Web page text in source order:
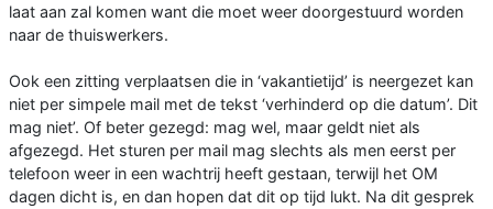
laat aan zal komen want die moet weer doorgestuurd worden
naar de thuiswerkers.
Ook een zitting verplaatsen die in ‘vakantietijd’ is neergezet kan
niet per simpele mail met de tekst ‘verhinderd op die datum’. Dit
mag niet’. Of beter gezegd: mag wel, maar geldt niet als
afgezegd. Het sturen per mail mag slechts als men eerst per
telefoon weer in een wachtrij heeft gestaan, terwijl het OM
dagen dicht is, en dan hopen dat dit op tijd lukt. Na dit gesprek